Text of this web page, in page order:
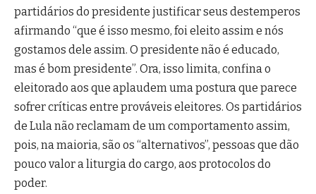
partidários do presidente justificar seus destemperos
afirmando “que é isso mesmo, foi eleito assim e nós
gostamos dele assim. O presidente não é educado,
mas é bom presidente”. Ora, isso limita, confina o
eleitorado aos que aplaudem uma postura que parece
sofrer críticas entre prováveis eleitores. Os partidários
de Lula não reclamam de um comportamento assim,
pois, na maioria, são os “alternativos”, pessoas que dão
pouco valor a liturgia do cargo, aos protocolos do
poder.